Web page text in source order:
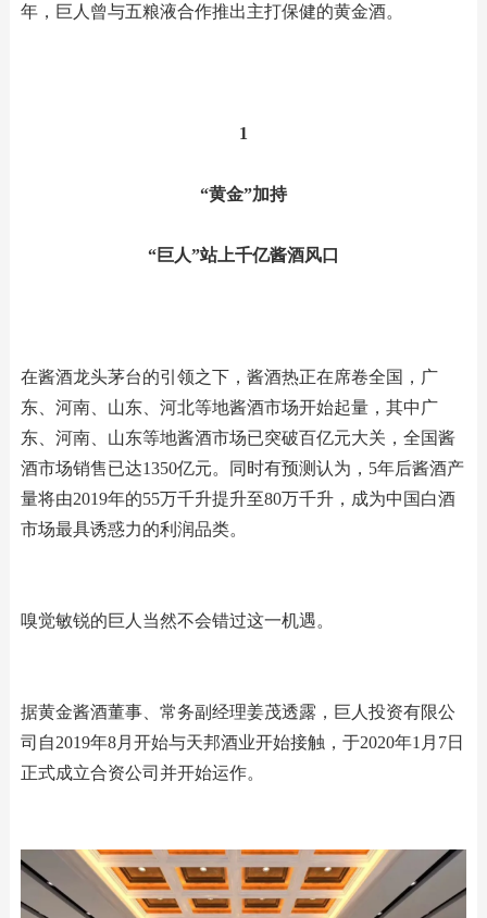
年，巨人曾与五粮液合作推出主打保健的黄金酒。
1
“黄金”加持
“巨人”站上千亿酱酒风口
在酱酒龙头茅台的引领之下，酱酒热正在席卷全国，广
东、河南、山东、河北等地酱酒市场开始起量，其中广
东、河南、山东等地酱酒市场已突破百亿元大关，全国酱
酒市场销售已达1350亿元。同时有预测认为，5年后酱酒产
量将由2019年的55万千升提升至80万千升，成为中国白酒
市场最具诱惑力的利润品类。
嗅觉敏锐的巨人当然不会错过这一机遇。
据黄金酱酒董事、常务副经理姜茂透露，巨人投资有限公
司自2019年8月开始与天邦酒业开始接触，于2020年1月7日
正式成立合资公司并开始运作。